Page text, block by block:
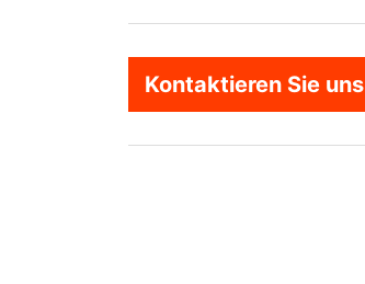
Kontaktieren Sie uns